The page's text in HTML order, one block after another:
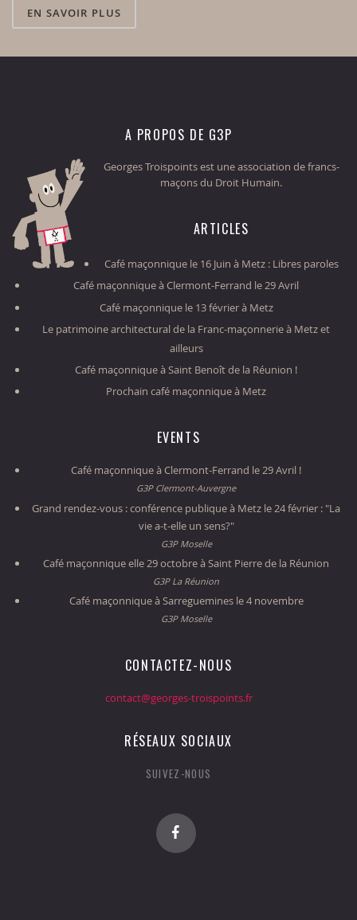
EN SAVOIR PLUS
A PROPOS DE G3P
Georges Troispoints est une association de francs-
maçons du Droit Humain.
ARTICLES
Café maçonnique le 16 Juin à Metz : Libres paroles
Café maçonnique à Clermont-Ferrand le 29 Avril
Café maçonnique le 13 février à Metz
Le patrimoine architectural de la Franc-maçonnerie à Metz et
ailleurs
Café maçonnique à Saint Benoît de la Réunion !
Prochain café maçonnique à Metz
EVENTS
Café maçonnique à Clermont-Ferrand le 29 Avril !
G3P Clermont-Auvergne
Grand rendez-vous : conférence publique à Metz le 24 février : "La
vie a-t-elle un sens?"
G3P Moselle
Café maçonnique elle 29 octobre à Saint Pierre de la Réunion
G3P La Réunion
Café maçonnique à Sarreguemines le 4 novembre
G3P Moselle
CONTACTEZ-NOUS
contact@georges-troispoints.fr
RÉSEAUX SOCIAUX
SUIVEZ-NOUS